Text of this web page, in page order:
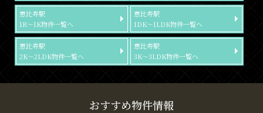
恵比寿駅
1R～1K物件一覧へ
恵比寿駅
1DK～1LDK物件一覧へ
恵比寿駅
2K～2LDK物件一覧へ
恵比寿駅
3K～3LDK物件一覧へ
おすすめ物件情報